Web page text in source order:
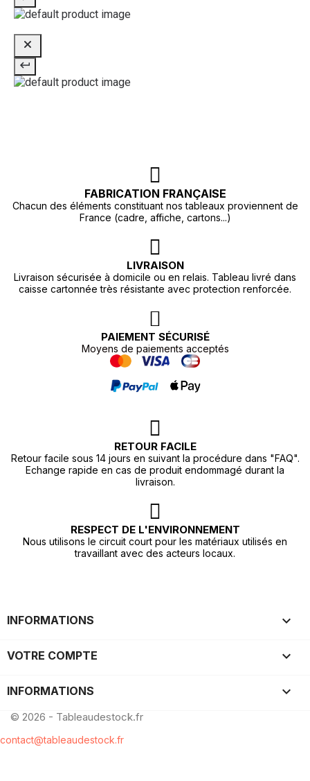
FABRICATION FRANÇAISE
Chacun des éléments constituant nos tableaux proviennent de
France (cadre, affiche, cartons...)
LIVRAISON
Livraison sécurisée à domicile ou en relais. Tableau livré dans
caisse cartonnée très résistante avec protection renforcée.
PAIEMENT SÉCURISÉ
Moyens de paiements acceptés
RETOUR FACILE
Retour facile sous 14 jours en suivant la procédure dans "FAQ".
Echange rapide en cas de produit endommagé durant la
livraison.
RESPECT DE L'ENVIRONNEMENT
Nous utilisons le circuit court pour les matériaux utilisés en
travaillant avec des acteurs locaux.
INFORMATIONS 
VOTRE COMPTE 
INFORMATIONS keyboard_arrow_down
© 2026 - Tableaudestock.fr
contact@tableaudestock.fr